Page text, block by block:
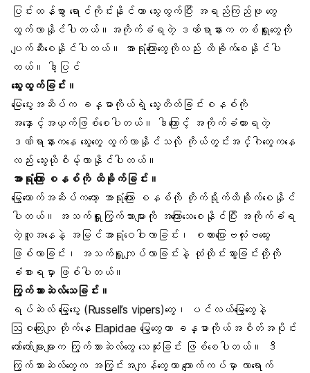
ပြင်းထန်စွာ ရောင်ကိုင်းနိုင်ကာ သွေးထွက်ပြီး အရည်ကြည်ဖု တွေ
ထွက်လာနိုင်ပါတယ်။အကိုက်ခံရတဲ့ ဒဏ်ရာနားက တစ်ရှူးတွေကို
ပျက်ဆီးစေနိုင်ပါတယ်။ အာရုံကြောတွေကိုလည်း ထိခိုက်စေနိုင်ပါ
တယ်။ ဒါ့ပြင်
သွေးထွက်ခြင်း။
မြေပွေးအဆိပ်က ခန္ဓာကိုယ်ရဲ့ သွေးတိတ်ခြင်းစနစ်ကို
အနှောင့်အယှက်ဖြစ်စေပါတယ်။ ဒါကြောင့် အကိုက်ခံထားရတဲ့
ဒဏ်ရာနားကနေ သွေးတွေ ထွက်လာနိုင်သလို ကိုယ်တွင်းအင်္ဂါ‌‌တွေကနေ
လည်း သွေးယိုစိမ့်လာနိုင်ပါတယ်။
အာရုံကြော စနစ်ကို ထိခိုက်ခြင်း။
မြွေဟောက်အဆိပ်ကတော့ အာရုံကြော စနစ် ကို တိုက်ရိုက်ထိခိုက်စေနိုင်
ပါတယ်။ အသက်ရှူကြွက်သားများကို အကြောသေစေနိုင်ပြီး အကိုက်ခံရ
တဲ့လူအနေနဲ့ အမြင်အာရုံဝေဝါးလာခြင်း၊ စကားပြောဗလုံးဗထွေး
ဖြစ်လာခြင်း၊
အသက်ရှူကျပ်လာခြင် းနဲ့ ထုံထိုင်းသွားခြင်းတို့ကို
ခံစားရမှာ ဖြစ်ပါတယ်။
ကြွက်သားဆဲလ်သေခြင်း။
ရပ်ဆဲလ် မြွေပွေး (Russell’s vipers)တွေ၊ ပင်လယ်မြွေတွေနဲ့
ဩစတြေးလျ တိုက်နေ Elapidae မြွေတွေဟာ ခန္ဓာကိုယ်အစိတ်အပိုင်း
တော်တော်များများက ကြွက်သားဆဲလ်တွေ သေဆုံးခြင်း ဖြစ်စေပါတယ်။ ဒီ
ကြွက်သားဆဲလ်တွေက အကြွင်းအကျန်တွေဟာ ကျောက်ကပ်မှာ လာရောက်